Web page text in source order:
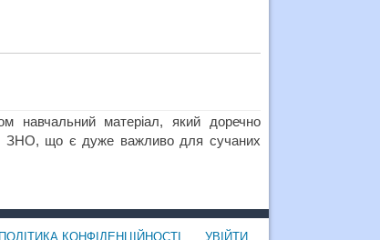
навчальний матеріал, який доречно
ЗНО, що є дуже важливо для сучаних
ПОЛІТИКА КОНФІДЕНЦІЙНОСТІ УВІЙТИ